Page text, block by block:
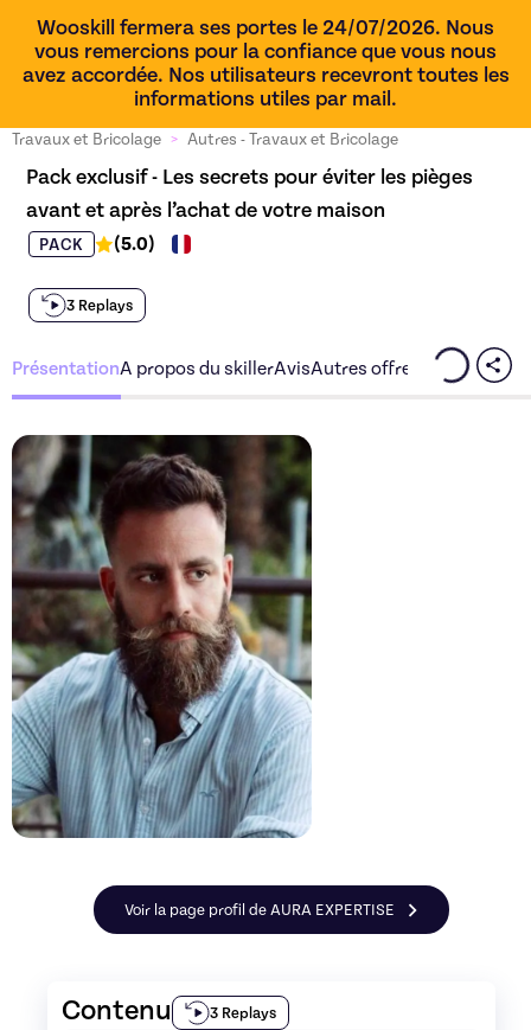
Wooskill fermera ses portes le 24/07/2026. Nous
vous remercions pour la confiance que vous nous
avez accordée. Nos utilisateurs recevront toutes les
informations utiles par mail.
Travaux et Bricolage > Autres - Travaux et Bricolage
Pack exclusif - Les secrets pour éviter les pièges
avant et après l’achat de votre maison
PACK (5.0)
3 Replays
PrésentationA propos du skillerAvisAutres offres du skiller
Voir la page profil de AURA EXPERTISE
Contenu 3 Replays